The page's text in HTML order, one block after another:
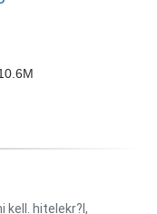
kell. hitelekr?l,